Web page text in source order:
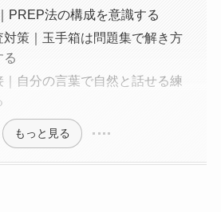
PREP法の構成を意識する
対策｜玉手箱は問題集で解き方
る
｜自分の言葉で自然と話せる練
もっと見る